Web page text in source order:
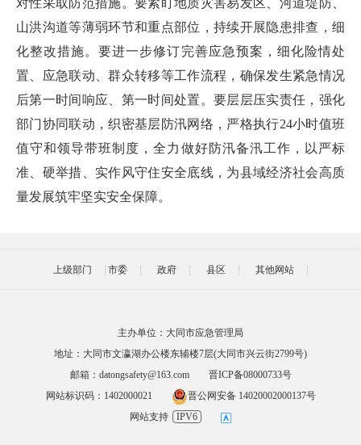
对性采取防范措施。要紧盯地质灾害易发区、河道堤防、
山洪沟道等薄弱环节和重点部位，持续开展隐患排查，细
化整改措施。要进一步修订完善应急预案，细化险情处
置、应急联动、群众转移等工作流程，确保发生紧急情况
后第一时间响应、第一时间处置。要层层压实责任，强化
部门协同联动，织密基层防汛网络，严格执行24小时值班
值守和领导带班制度，全力做好防汛备汛工作，以严标
准、硬举措、实作风守住安全底线，为县域经济社会高质
量发展筑牢坚实安全保障。
上级部门 市委 政府 县区 其他网站
主办单位：大同市应急管理局
地址：大同市文瀛湖办公楼东辅楼7层(大同市兴云街2799号)
邮箱：datongsafety@163.com
晋ICP备08000733号
网站标识码：1402000021
晋公网安备 14020002000137号
网站支持
IPV6